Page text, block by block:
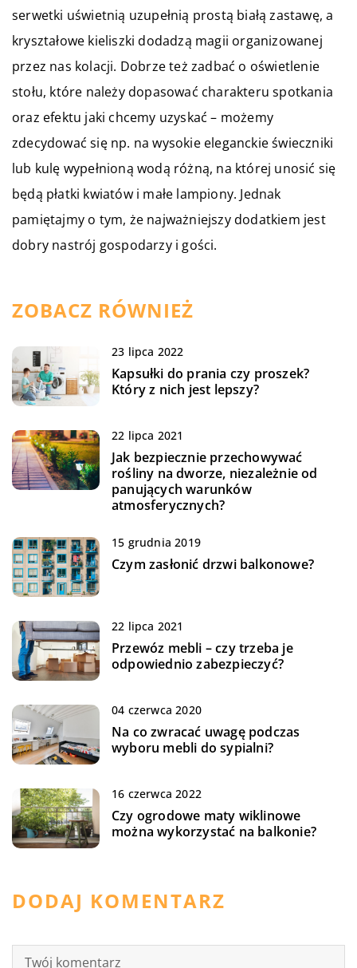
serwetki uświetnią uzupełnią prostą białą zastawę, a
kryształowe kieliszki dodadzą magii organizowanej
przez nas kolacji. Dobrze też zadbać o oświetlenie
stołu, które należy dopasować charakteru spotkania
oraz efektu jaki chcemy uzyskać – możemy
zdecydować się np. na wysokie eleganckie świeczniki
lub kulę wypełnioną wodą różną, na której unosić się
będą płatki kwiatów i małe lampiony. Jednak
pamiętajmy o tym, że najważniejszy dodatkiem jest
dobry nastrój gospodarzy i gości.
ZOBACZ RÓWNIEŻ
23 lipca 2022
Kapsułki do prania czy proszek?
Który z nich jest lepszy?
22 lipca 2021
Jak bezpiecznie przechowywać
rośliny na dworze, niezależnie od
panujących warunków
atmosferycznych?
15 grudnia 2019
Czym zasłonić drzwi balkonowe?
22 lipca 2021
Przewóz mebli – czy trzeba je
odpowiednio zabezpieczyć?
04 czerwca 2020
Na co zwracać uwagę podczas
wyboru mebli do sypialni?
16 czerwca 2022
Czy ogrodowe maty wiklinowe
można wykorzystać na balkonie?
DODAJ KOMENTARZ